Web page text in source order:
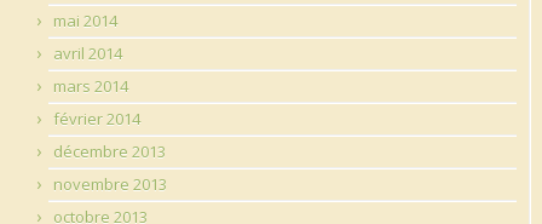
mai 2014
avril 2014
mars 2014
février 2014
décembre 2013
novembre 2013
octobre 2013